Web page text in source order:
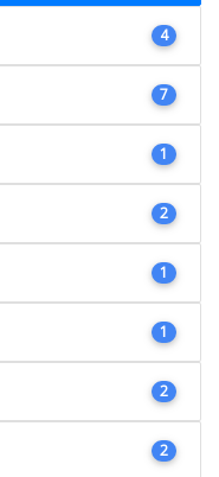
4
7
1
2
1
1
2
2